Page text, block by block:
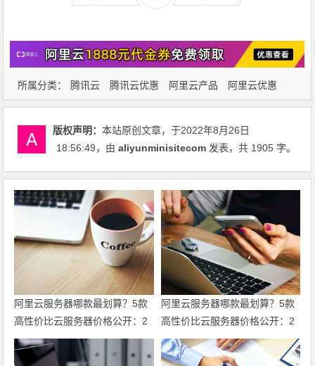
所属分类： 腾讯云 腾讯云优惠 阿里云产品 阿里云优惠
版权声明：本站原创文章，于2022年8月26日
18:56:49，由aliyunminisitecom 发表，共 1905 字。
阿里云服务器哪款最划算？5款
高性价比云服务器价格公开：2
核2G仅38元，2核4G仅199元，
续费同价不涨价！领代金券
阿里云服务器哪款最划算？5款
高性价比云服务器价格公开：2
核2G仅38元，2核4G仅199元，
续费同价不涨价！